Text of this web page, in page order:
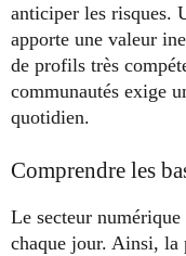
anticiper les risques.
apporte une valeur
de profils très
communautés exige
quotidien.
Comprendre les
Le secteur
chaque jour. Ainsi, la